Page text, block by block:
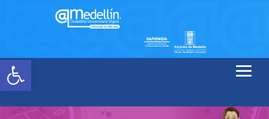
Abrir barra de herramientas